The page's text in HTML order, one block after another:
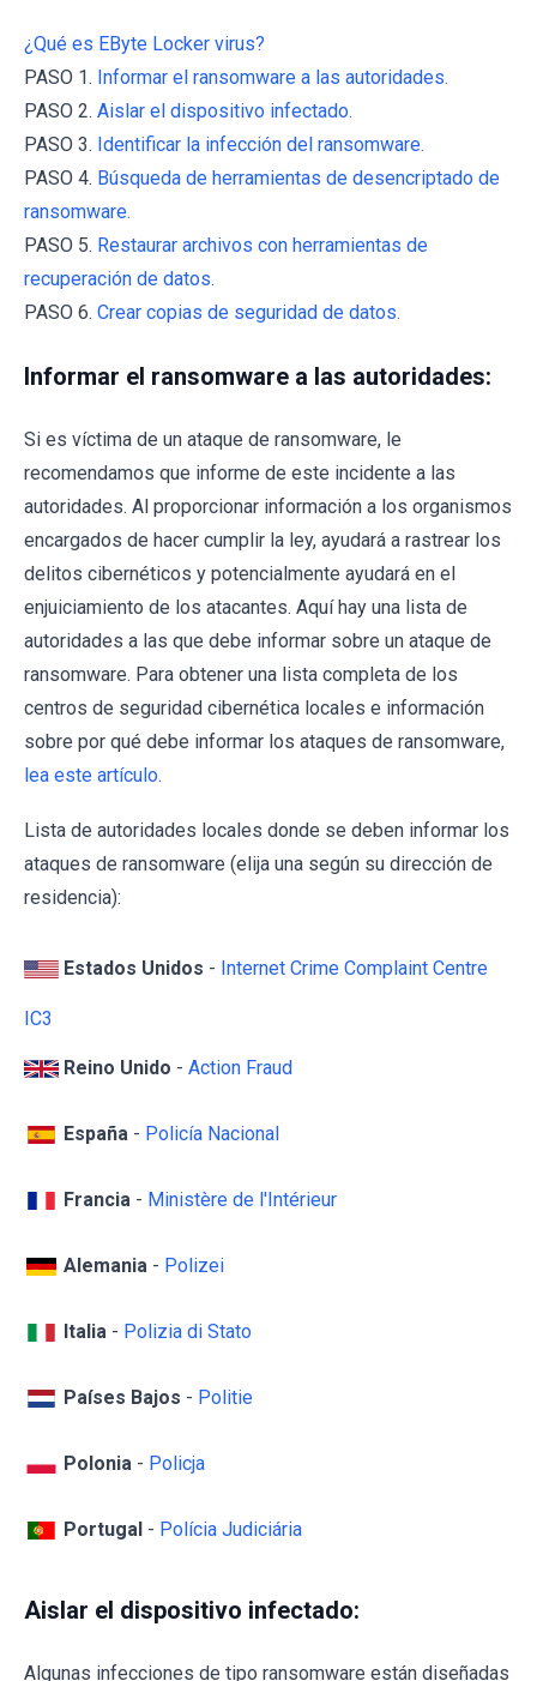
¿Qué es EByte Locker virus?
PASO 1. Informar el ransomware a las autoridades.
PASO 2. Aislar el dispositivo infectado.
PASO 3. Identificar la infección del ransomware.
PASO 4. Búsqueda de herramientas de desencriptado de
ransomware.
PASO 5. Restaurar archivos con herramientas de
recuperación de datos.
PASO 6. Crear copias de seguridad de datos.
Informar el ransomware a las autoridades:
Si es víctima de un ataque de ransomware, le
recomendamos que informe de este incidente a las
autoridades. Al proporcionar información a los organismos
encargados de hacer cumplir la ley, ayudará a rastrear los
delitos cibernéticos y potencialmente ayudará en el
enjuiciamiento de los atacantes. Aquí hay una lista de
autoridades a las que debe informar sobre un ataque de
ransomware. Para obtener una lista completa de los
centros de seguridad cibernética locales e información
sobre por qué debe informar los ataques de ransomware,
lea este artículo.
Lista de autoridades locales donde se deben informar los
ataques de ransomware (elija una según su dirección de
residencia):
Estados Unidos - Internet Crime Complaint Centre
IC3
Reino Unido - Action Fraud
España - Policía Nacional
Francia - Ministère de l'Intérieur
Alemania - Polizei
Italia - Polizia di Stato
Países Bajos - Politie
Polonia - Policja
Portugal - Polícia Judiciária
Aislar el dispositivo infectado:
Algunas infecciones de tipo ransomware están diseñadas